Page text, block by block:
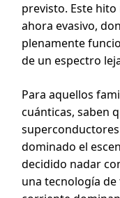
previsto. Este
ahora evasivo,
plenamente
de un espectro
Para aquellos
cuánticas, saben
dominado el
decidido nadar
una tecnología